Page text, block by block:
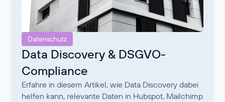
Datenschutz
Data Discovery & DSGVO-
Compliance
Erfahre in diesem Artikel, wie Data Discovery dabei
helfen kann, relevante Daten in Hubspot, Mailchimp